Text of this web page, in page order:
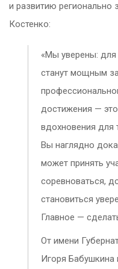
и развитию регионально
Костенко:
«Мы уверены: для
станут мощным
достижения —
вдохновения для
Вы наглядно
может принять
соревноваться,
становиться
Главное —
От имени
Игоря Бабушкина